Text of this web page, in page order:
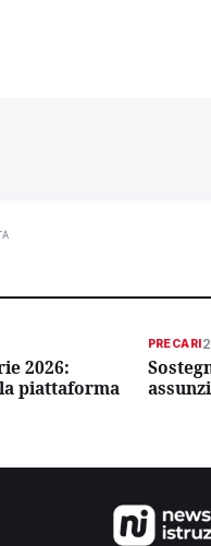
2026:
piattaforma
PRECARI